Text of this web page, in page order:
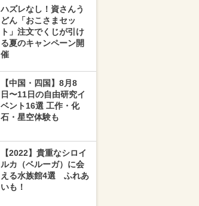
ハズレなし！資さんう
どん「おこさまセッ
ト」注文でくじが引け
る夏のキャンペーン開
催
【中国・四国】8月8
日〜11日の自由研究イ
ベント16選 工作・化
石・星空体験も
【2022】貴重なシロイ
ルカ（ベルーガ）に会
える水族館4選 ふれあ
いも！